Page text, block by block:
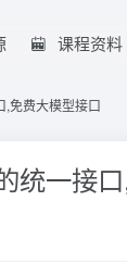
课程资料
免费大模型接口
统一接